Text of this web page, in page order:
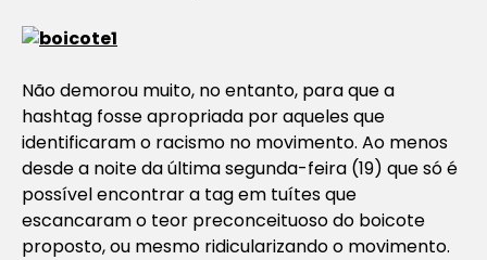
Não demorou muito, no entanto, para que a
hashtag fosse apropriada por aqueles que
identificaram o racismo no movimento. Ao menos
desde a noite da última segunda-feira (19) que só é
possível encontrar a tag em tuítes que
escancaram o teor preconceituoso do boicote
proposto, ou mesmo ridicularizando o movimento.